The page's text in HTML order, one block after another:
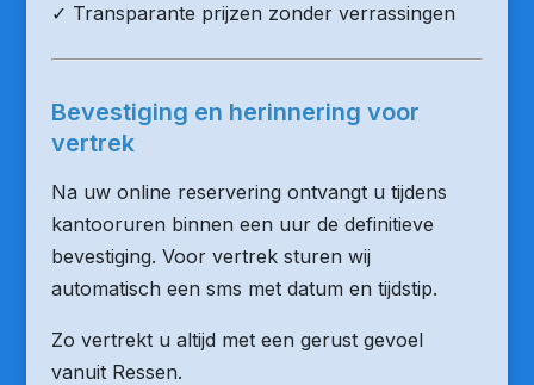
✓ Transparante prijzen zonder verrassingen
Bevestiging en herinnering voor
vertrek
Na uw online reservering ontvangt u tijdens
kantooruren binnen een uur de definitieve
bevestiging. Voor vertrek sturen wij
automatisch een sms met datum en tijdstip.
Zo vertrekt u altijd met een gerust gevoel
vanuit Ressen.